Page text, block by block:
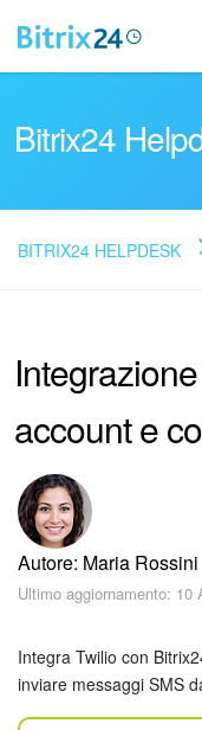
Novità
Supporto
Registrazione
Piani e
Sicurezza in
Come
CoPilot: IA in
Bitrix24
BITRIX24 HELPDESK
account e
Autore: Maria Rossini
Ultimo aggiornamento: 10
Integra Twilio con
inviare messaggi SMS